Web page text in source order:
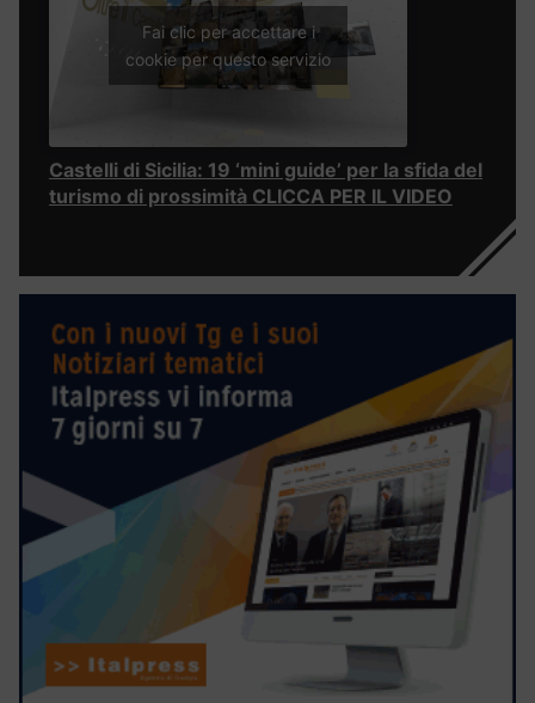
Fai clic per accettare i
cookie per questo servizio
Castelli di Sicilia: 19 ‘mini guide’ per la sfida del
turismo di prossimità CLICCA PER IL VIDEO